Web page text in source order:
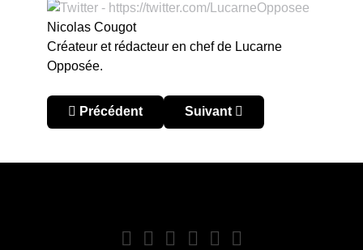
Nicolas Cougot
Créateur et rédacteur en chef de Lucarne
Opposée.
Article précédent : Fla-Flu 1963, le plus grand
Précédent Article suivant : Andrés
Suivant